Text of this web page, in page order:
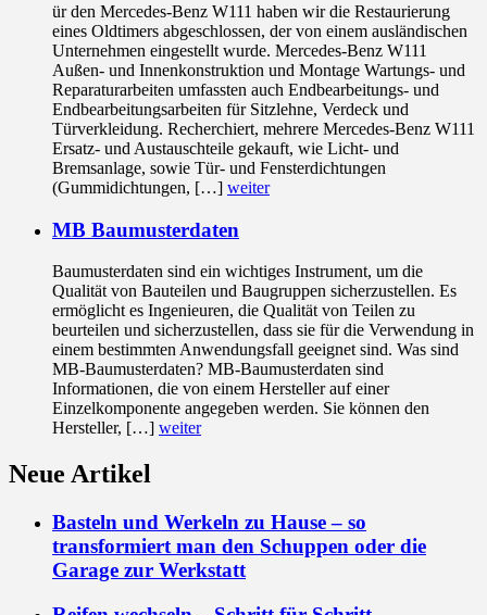
ür den Mercedes-Benz W111 haben wir die Restaurierung
eines Oldtimers abgeschlossen, der von einem ausländischen
Unternehmen eingestellt wurde. Mercedes-Benz W111
Außen- und Innenkonstruktion und Montage Wartungs- und
Reparaturarbeiten umfassten auch Endbearbeitungs- und
Endbearbeitungsarbeiten für Sitzlehne, Verdeck und
Türverkleidung. Recherchiert, mehrere Mercedes-Benz W111
Ersatz- und Austauschteile gekauft, wie Licht- und
Bremsanlage, sowie Tür- und Fensterdichtungen
(Gummidichtungen, […] weiter
MB Baumusterdaten
Baumusterdaten sind ein wichtiges Instrument, um die
Qualität von Bauteilen und Baugruppen sicherzustellen. Es
ermöglicht es Ingenieuren, die Qualität von Teilen zu
beurteilen und sicherzustellen, dass sie für die Verwendung in
einem bestimmten Anwendungsfall geeignet sind. Was sind
MB-Baumusterdaten? MB-Baumusterdaten sind
Informationen, die von einem Hersteller auf einer
Einzelkomponente angegeben werden. Sie können den
Hersteller, […] weiter
Neue Artikel
Basteln und Werkeln zu Hause – so
transformiert man den Schuppen oder die
Garage zur Werkstatt